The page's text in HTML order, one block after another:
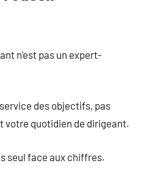
n’est pas un expert-
des objectifs, pas
votre quotidien de dirigeant.
seul face aux chiffres.